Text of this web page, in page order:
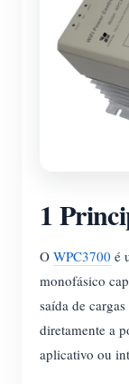
Blog
App
1
O WPC3700 é
monofásico
saída de
diretamente a
aplicativo ou